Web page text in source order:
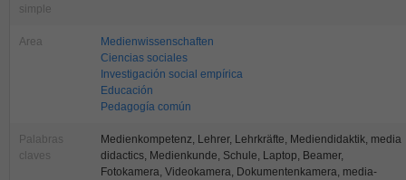
simple
Area
Medienwissenschaften
Ciencias sociales
Investigación social empírica
Educación
Pedagogía común
Palabras
claves
Medienkompetenz, Lehrer, Lehrkräfte, Mediendidaktik, media
didactics, Medienkunde, Schule, Laptop, Beamer,
Fotokamera, Videokamera, Dokumentenkamera, media-